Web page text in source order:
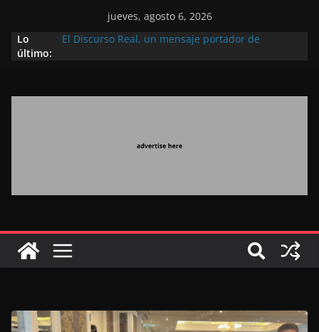
jueves, agosto 6, 2026
Lo
último:
El Discurso Real, un mensaje portador de
Extranjero: al servicio de los grandes proyectos de
Marruecos gracias a una visión estratégica
destinada a consolidar la posición de Marruecos
en una economía mundial competitiva (politólogo
marroquí-estadounidense)